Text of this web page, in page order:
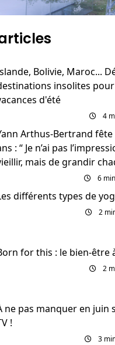
Bolivie, Maroc...
insolites
d'été
4
Arthus-Bertrand fête
: “ Je n’ai pas
mais de grandir
6
différents types de
2
for this : le bien-être
2
ne pas manquer en juin
!
3